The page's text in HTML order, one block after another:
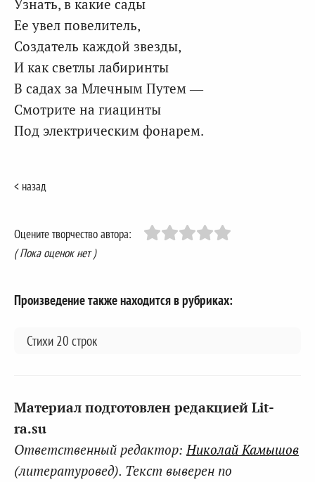
Узнать, в какие сады
Ее увел повелитель,
Создатель каждой звезды,
И как светлы лабиринты
В садах за Млечным Путем —
Смотрите на гиацинты
Под электрическим фонарем.
< назад
Оцените творчество автора:
( Пока оценок нет )
Произведение также находится в рубриках:
Стихи 20 строк
Материал подготовлен редакцией Lit-
ra.su
Ответственный редактор:Николай Камышов
(литературовед). Текст выверен по